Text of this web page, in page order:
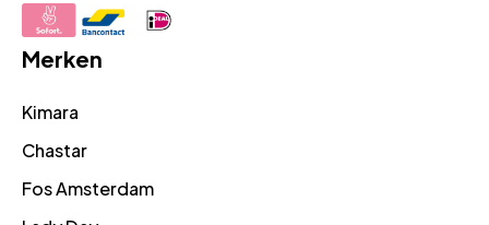
Merken
Kimara
Chastar
Fos Amsterdam